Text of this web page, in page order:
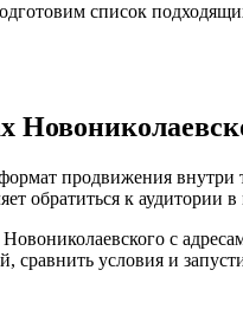
список
продвижения внутри
обратиться к аудитории
Новониколаевского с
сравнить условия и